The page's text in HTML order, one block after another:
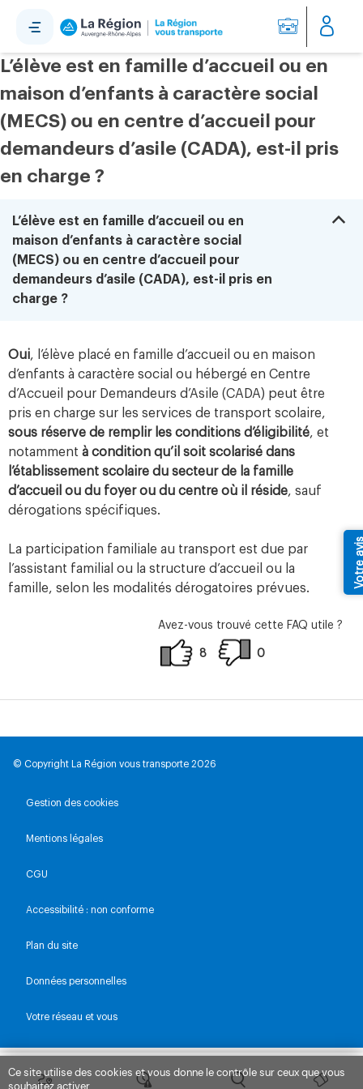
Ce site utilise des cookies et vous donne le contrôle sur ceux que vous
souhaitez activer
L’élève est en famille d’accueil ou en
maison d’enfants à caractère social
(MECS) ou en centre d’accueil pour
demandeurs d’asile (CADA), est-il pris
en charge ?
B
L’élève est en famille d’accueil ou en
maison d’enfants à caractère social
(MECS) ou en centre d’accueil pour
demandeurs d’asile (CADA), est-il pris en
charge ?
Oui, l’élève placé en famille d’accueil ou en maison
d’enfants à caractère social ou hébergé en Centre
d’Accueil pour Demandeurs d’Asile (CADA) peut être
pris en charge sur les services de transport scolaire,
sous réserve de remplir les conditions d’éligibilité, et
notamment à condition qu’il soit scolarisé dans
l’établissement scolaire du secteur de la famille
d’accueil ou du foyer ou du centre où il réside, sauf
dérogations spécifiques.
La participation familiale au transport est due par
l’assistant familial ou la structure d’accueil ou la
famille, selon les modalités dérogatoires prévues.
Avez-vous trouvé cette FAQ utile ?
8 0
© Copyright La Région vous transporte 2026
Gestion des cookies
Mentions légales
CGU
Accessibilité : non conforme
Plan du site
Données personnelles
Votre réseau et vous